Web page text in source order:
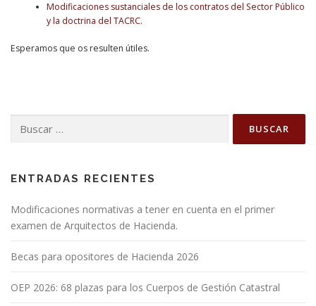
Modificaciones sustanciales de los contratos del Sector Público
y la doctrina del TACRC.
Esperamos que os resulten útiles.
ENTRADAS RECIENTES
Modificaciones normativas a tener en cuenta en el primer
examen de Arquitectos de Hacienda.
Becas para opositores de Hacienda 2026
OEP 2026: 68 plazas para los Cuerpos de Gestión Catastral